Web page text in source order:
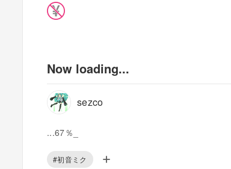
Now loading...
sezco
...67％_
#初音ミク